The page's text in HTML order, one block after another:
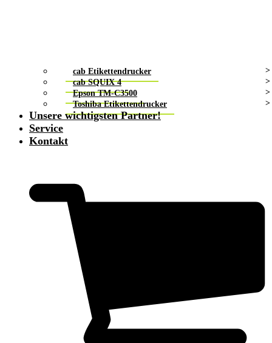
cab Etikettendrucker
cab SQUIX 4
Epson TM-C3500
Toshiba Etikettendrucker
Unsere wichtigsten Partner!
Service
Kontakt